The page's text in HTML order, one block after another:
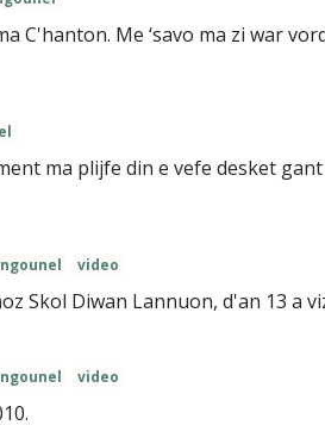
Me ‘savo ma zi war vord
ma plijfe din e vefe desket
video
Skol Diwan Lannuon, d'an 13 a
video